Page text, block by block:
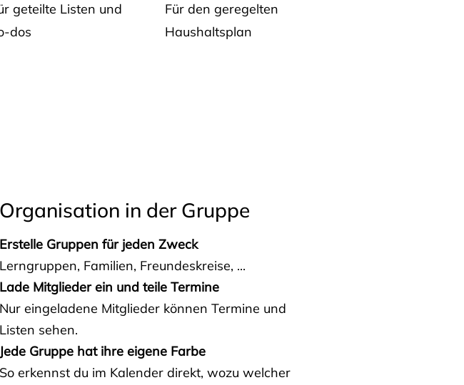
geteilte Listen und
dos
Für den geregelten
Haushaltsplan
Organisation in der Gruppe
Erstelle Gruppen für jeden Zweck
Lerngruppen, Familien, Freundeskreise, ...
Lade Mitglieder ein und teile Termine
Nur eingeladene Mitglieder können Termine und
Listen sehen.
Jede Gruppe hat ihre eigene Farbe
So erkennst du im Kalender direkt, wozu welcher